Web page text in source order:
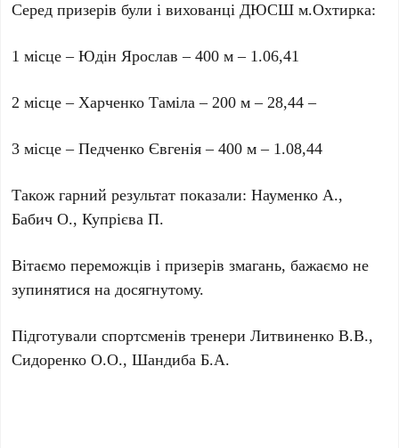
Серед призерів були і вихованці ДЮСШ м.Охтирка:
1 місце – Юдін Ярослав – 400 м – 1.06,41
2 місце – Харченко Таміла – 200 м – 28,44 –
3 місце – Педченко Євгенія – 400 м – 1.08,44
Також гарний результат показали: Науменко А.,
Бабич О., Купрієва П.
Вітаємо переможців і призерів змагань, бажаємо не
зупинятися на досягнутому.
Підготували спортсменів тренери Литвиненко В.В.,
Сидоренко О.О., Шандиба Б.А.